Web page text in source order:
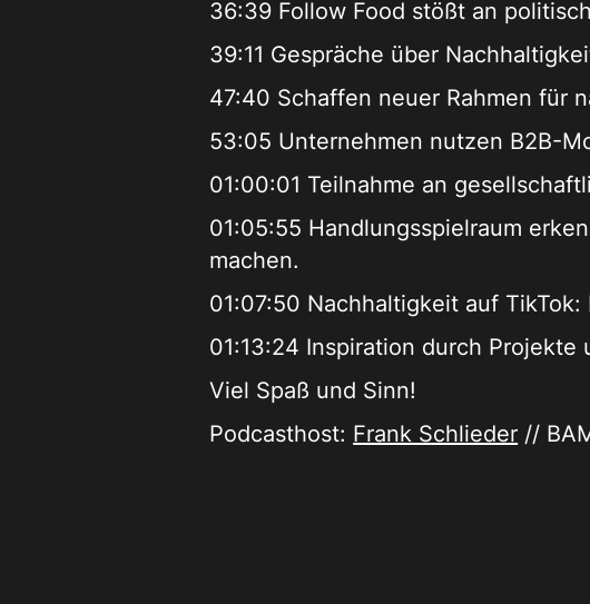
36:39 Follow Food stößt an
39:11 Gespräche über
47:40 Schaffen neuer Rahmen für
53:05 Unternehmen nutzen B2B-
01:00:01 Teilnahme an
01:05:55 Handlungsspielraum
machen.
01:07:50 Nachhaltigkeit auf
01:13:24 Inspiration durch
Viel Spaß und Sinn!
Podcasthost: Frank Schlieder //